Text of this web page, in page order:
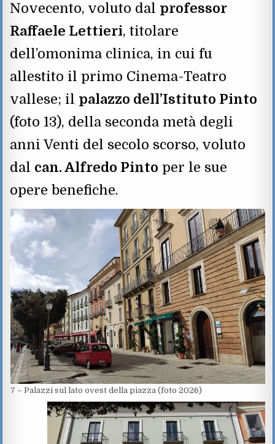
Novecento, voluto dal professor
Raffaele Lettieri, titolare
dell’omonima clinica, in cui fu
allestito il primo Cinema-Teatro
vallese; il palazzo dell’Istituto Pinto
(foto 13), della seconda metà degli
anni Venti del secolo scorso, voluto
dal can. Alfredo Pinto per le sue
opere benefiche.
7 – Palazzi sul lato ovest della piazza (foto 2026)